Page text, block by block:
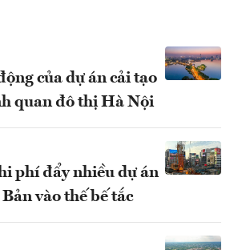
của dự án cải tạo
quan đô thị Hà Nội
phí đẩy nhiều dự án
vào thế bế tắc